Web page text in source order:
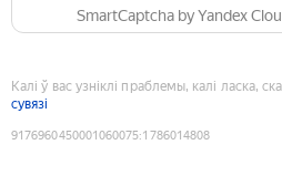
SmartCaptcha by Yandex
Калі ў вас узніклі праблемы, калі ласка,
сувязі
9176960450001060075:1786014808